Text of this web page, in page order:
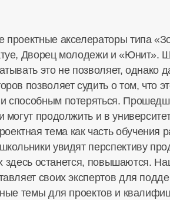
акселераторы типа
Дворец молодежи и «Юнит».
это не позволяет, однако
позволяет судить о том, что
способным потеряться.
продолжить и в
тема как часть обучения
увидят перспективу
здесь останется, повышаются.
своих экспертов для
темы для проектов и